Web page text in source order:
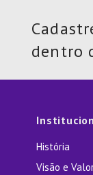
dentro
História
Visão e